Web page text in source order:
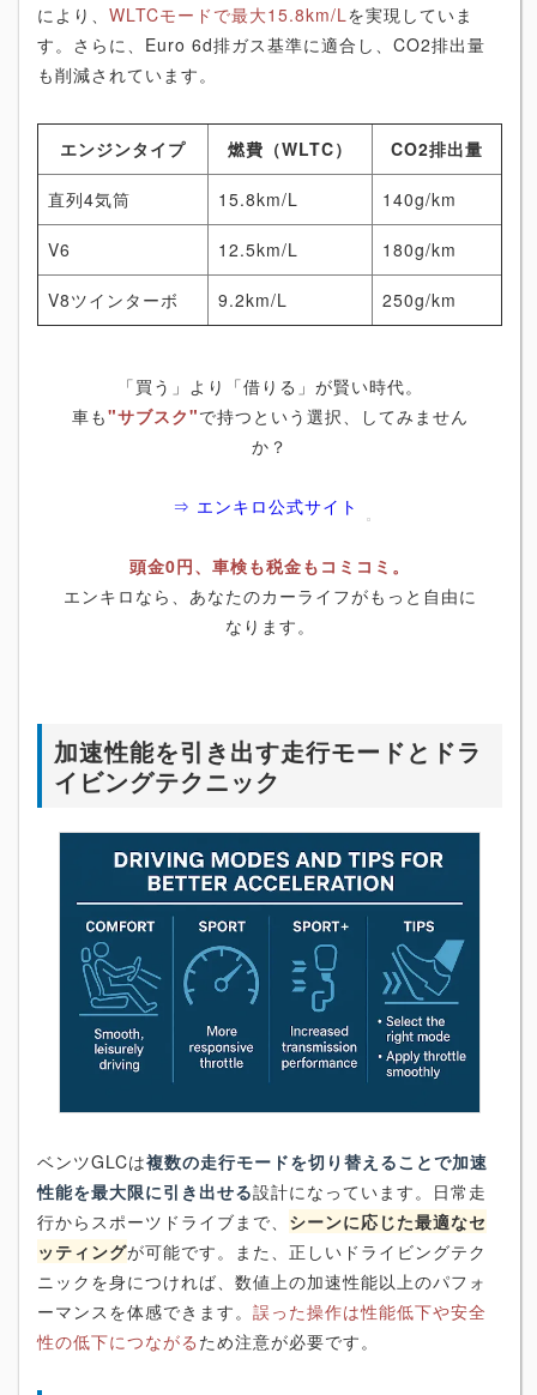
により、 WLTCモードで最大15.8km/Lを実現していま
す。さらに、Euro 6d排ガス基準に適合し、CO2排出量
も削減されています。
エンジンタイプ 燃費（WLTC） CO2排出量
直列4気筒 15.8km/L 140g/km
V6 12.5km/L 180g/km
V8ツインターボ 9.2km/L 250g/km
「買う」より「借りる」が賢い時代。
車も"サブスク"で持つという選択、してみません
か？
⇒ エンキロ公式サイト
頭金0円、車検も税金もコミコミ。
エンキロなら、あなたのカーライフがもっと自由に
なります。
加速性能を引き出す走行モードとドラ
イビングテクニック
ベンツGLCは複数の走行モードを切り替えることで加速
性能を最大限に引き出せる設計になっています。日常走
行からスポーツドライブまで、 シーンに応じた最適なセ
ッティングが可能です。また、正しいドライビングテク
ニックを身につければ、数値上の加速性能以上のパフォ
ーマンスを体感できます。 誤った操作は性能低下や安全
性の低下につながる ため注意が必要です。